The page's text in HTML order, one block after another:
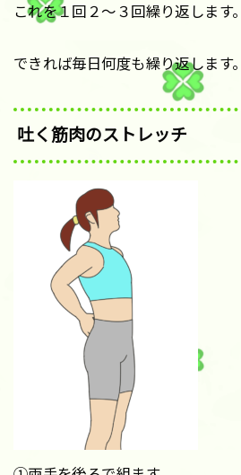
これを１回２〜３回繰り返します。
できれば毎日何度も繰り返します。
吐く筋肉のストレッチ